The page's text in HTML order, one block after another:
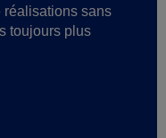
réalisations sans
toujours plus